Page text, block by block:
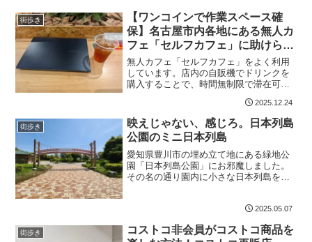
車に無料乗車できたので、初めて乗って
みました！
街歩き
【ワンコインで作業スペース確
保】名古屋市内各地にある無人カ
フェ「セルフカフェ」に助けられ
ています
無人カフェ「セルフカフェ」をよく利用
しています。店内の自販機でドリンクを
購入することで、時間無制限で滞在可能
ているので、時間つぶしやリモートワー
ク、勉強などに便利に活用できます！
2025.12.24
街歩き
映えじゃない、感じろ。日本列島
公園のミニ日本列島
愛知県豊川市の埋め立て地にある緑地公
園「日本列島公園」にお邪魔しました。
その名の通り園内に小さな日本列島を再
らミニ日本列島を感じ取る。それが日本
2025.05.07
街歩き
コストコ非会員がコストコ商品を